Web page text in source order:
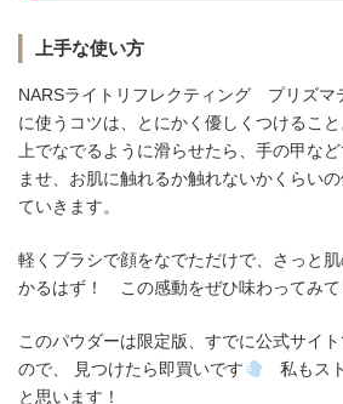
上手な使い方
NARSライトリフレクティング プリズマ
に使うコツは、とにかく優しくつけるこ
上でなでるように滑らせたら、手の甲な
ませ、お肌に触れるか触れないかくらい
ていきます。
軽くブラシで顔をなでただけで、さっと
かるはず！ この感動をぜひ味わってみて
このパウダーは限定版、すでに公式サイ
ので、 見つけたら即買いです
私もス
と思います！